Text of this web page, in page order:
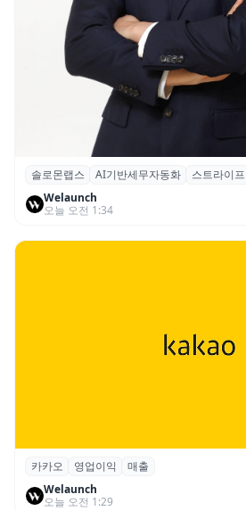
솔로몬랩스, 스트라이프 출
절세 전략 AI 에이전트 개발
솔로몬랩스 AI기반세무자동화 스트라이프
Welaunch
오늘 오전 1:34
카카오, 2026년 2분기 매출
이익 2770억…역대 분기 최대
카카오 영업이익
매출
Welaunch
오늘 오전 1:29